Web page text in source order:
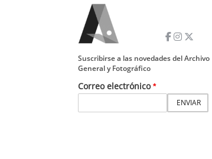
Correo electrónico
Suscribirse a las novedades del Archivo
General y Fotográfico